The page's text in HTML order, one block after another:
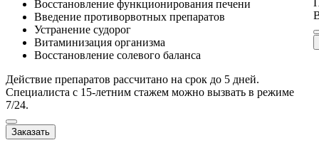
Восстановление функционирования печени
Введение противорвотных препаратов
Устранение судорог
Витаминизация организма
Восстановление солевого баланса
Действие препаратов рассчитано на срок до 5 дней.
Специалиста с 15-летним стажем можно вызвать в режиме
7/24.
Заказать